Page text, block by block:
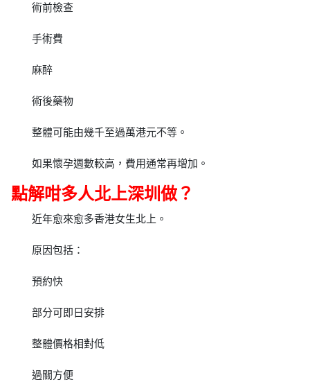
術前檢查
手術費
麻醉
術後藥物
整體可能由幾千至過萬港元不等。
如果懷孕週數較高，費用通常再增加。
點解咁多人北上深圳做？
近年愈來愈多香港女生北上。
原因包括：
預約快
部分可即日安排
整體價格相對低
過關方便